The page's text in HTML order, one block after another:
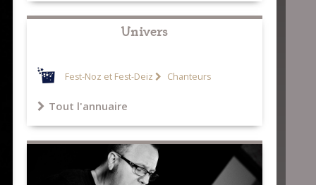
Univers
Fest-Noz et Fest-Deiz Chanteurs
Tout l'annuaire